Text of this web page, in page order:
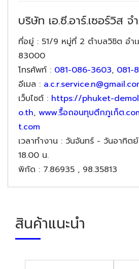
บริษัท เอ.ซี.อาร์.เซอร์วิส จ
ที่อยู่ : 51/9 หมู่ที่ 2 ตำบลวิชิต อำ
83000
โทรศัพท์ : 081-086-3603, 081-
อีเมล :
เว็บไซต์ : https://phuket-
o.th, www.รื้อถอนทุบตึกภูเก็ต
t.com
เวลาทำงาน : วันจันทร์ - วันอาทิต
18.00 น.
พิกัด : 7.86935 , 98.35813
สินค้าแนะนำ